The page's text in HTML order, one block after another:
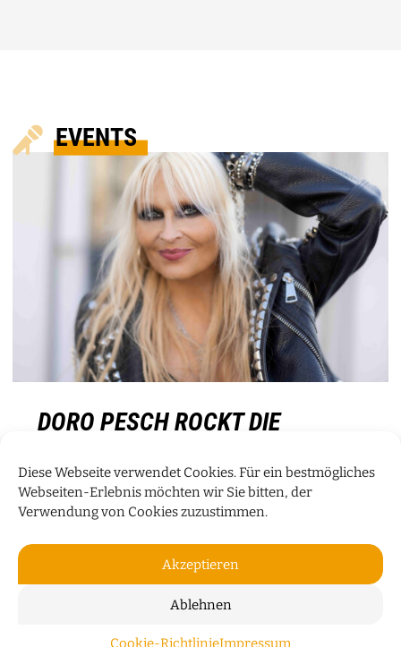
Diese Webseite verwendet Cookies. Für ein bestmögliches
Webseiten-Erlebnis möchten wir Sie bitten, der
Verwendung von Cookies zuzustimmen.
Akzeptieren
Ablehnen
Cookie-RichtlinieImpressum
EVENTS
DORO PESCH ROCKT DIE
„Unsere Fans sind hart im Nehmen“ sagt die „Queen of
Metal“ im Gespräch zu ihrem Auftritt der „Seebühne